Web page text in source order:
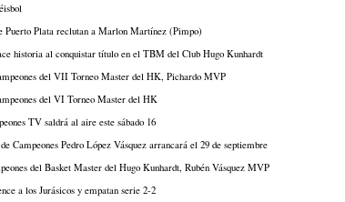
Puerto Plata reclutan a Marlon Martínez (Pimpo)
historia al conquistar título en el TBM del Club Hugo Kunhardt
del VII Torneo Master del HK, Pichardo MVP
del VI Torneo Master del HK
TV saldrá al aire este sábado 16
Campeones Pedro López Vásquez arrancará el 29 de septiembre
del Basket Master del Hugo Kunhardt, Rubén Vásquez MVP
a los Jurásicos y empatan serie 2-2